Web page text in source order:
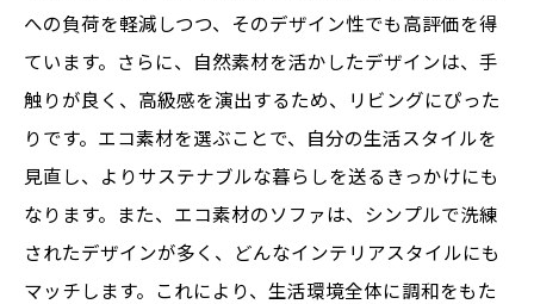
への負荷を軽減しつつ、そのデザイン性でも高評価を得
ています。さらに、自然素材を活かしたデザインは、手
触りが良く、高級感を演出するため、リビングにぴった
りです。エコ素材を選ぶことで、自分の生活スタイルを
見直し、よりサステナブルな暮らしを送るきっかけにも
なります。また、エコ素材のソファは、シンプルで洗練
されたデザインが多く、どんなインテリアスタイルにも
マッチします。これにより、生活環境全体に調和をもた